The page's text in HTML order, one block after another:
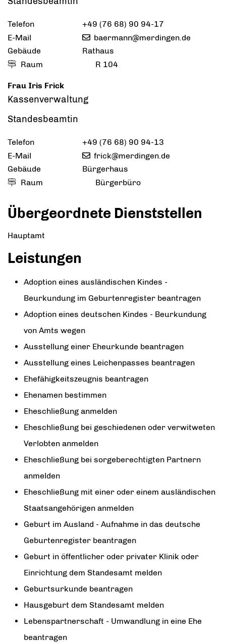
Telefon +49 (76 68) 90 94-17
E-Mail
baermann@merdingen.de
Gebäude
Rathaus
Raum
R 104
Frau Iris Frick
Kassenverwaltung
Standesbeamtin
Telefon +49 (76 68) 90 94-13
E-Mail
frick@merdingen.de
Gebäude
Bürgerhaus
Raum
Bürgerbüro
Übergeordnete Dienststellen
Hauptamt
Leistungen
Adoption eines ausländischen Kindes -
Beurkundung im Geburtenregister beantragen
Adoption eines deutschen Kindes - Beurkundung
von Amts wegen
Ausstellung einer Eheurkunde beantragen
Ausstellung eines Leichenpasses beantragen
Ehefähigkeitszeugnis beantragen
Ehenamen bestimmen
Eheschließung anmelden
Eheschließung bei geschiedenen oder verwitweten
Verlobten anmelden
Eheschließung bei sorgeberechtigten Partnern
anmelden
Eheschließung mit einer oder einem ausländischen
Staatsangehörigen anmelden
Geburt im Ausland - Aufnahme in das deutsche
Geburtenregister beantragen
Geburt in öffentlicher oder privater Klinik oder
Einrichtung dem Standesamt melden
Geburtsurkunde beantragen
Hausgeburt dem Standesamt melden
Lebenspartnerschaft - Umwandlung in eine Ehe
beantragen